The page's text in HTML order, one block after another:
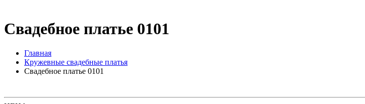
Свадебное платье 0101
Главная
Кружевные свадебные платья
Свадебное платье 0101